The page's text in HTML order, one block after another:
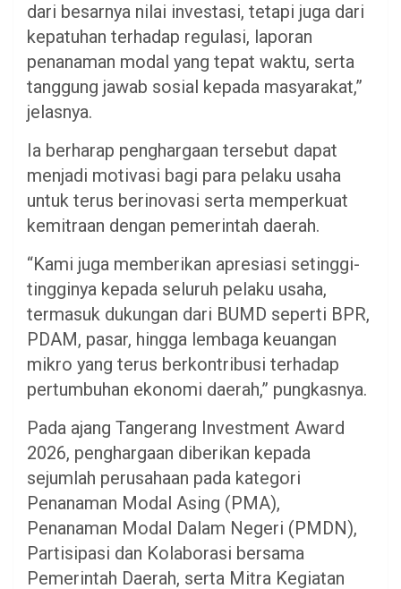
dari besarnya nilai investasi, tetapi juga dari
kepatuhan terhadap regulasi, laporan
penanaman modal yang tepat waktu, serta
tanggung jawab sosial kepada masyarakat,”
jelasnya.
Ia berharap penghargaan tersebut dapat
menjadi motivasi bagi para pelaku usaha
untuk terus berinovasi serta memperkuat
kemitraan dengan pemerintah daerah.
“Kami juga memberikan apresiasi setinggi-
tingginya kepada seluruh pelaku usaha,
termasuk dukungan dari BUMD seperti BPR,
PDAM, pasar, hingga lembaga keuangan
mikro yang terus berkontribusi terhadap
pertumbuhan ekonomi daerah,” pungkasnya.
Pada ajang Tangerang Investment Award
2026, penghargaan diberikan kepada
sejumlah perusahaan pada kategori
Penanaman Modal Asing (PMA),
Penanaman Modal Dalam Negeri (PMDN),
Partisipasi dan Kolaborasi bersama
Pemerintah Daerah, serta Mitra Kegiatan